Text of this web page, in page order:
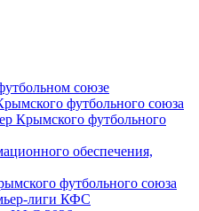
союзе
футбольного союза
Крымского футбольного
обеспечения,
футбольного союза
лиги КФС